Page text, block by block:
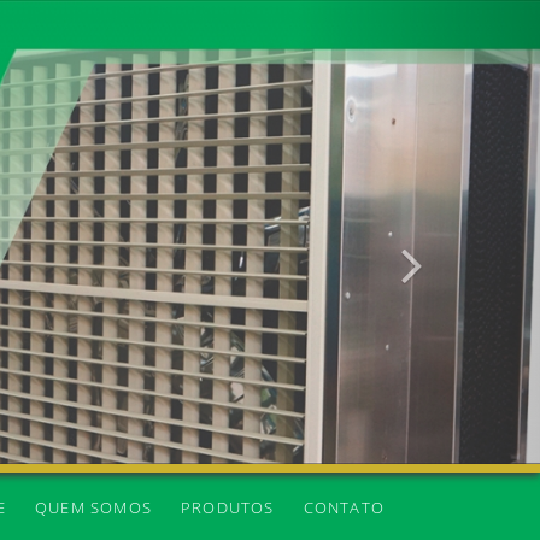
QUEM SOMOS PRODUTOS CONTATO